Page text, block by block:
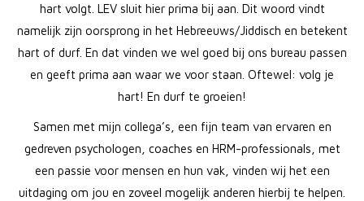
hart volgt. LEV sluit hier prima bij aan. Dit woord vindt
namelijk zijn oorsprong in het Hebreeuws/Jiddisch en betekent
hart of durf. En dat vinden we wel goed bij ons bureau passen
en geeft prima aan waar we voor staan. Oftewel: volg je
hart! En durf te groeien!
Samen met mijn collega’s, een fijn team van ervaren en
gedreven psychologen, coaches en HRM-professionals, met
een passie voor mensen en hun vak, vinden wij het een
uitdaging om jou en zoveel mogelijk anderen hierbij te helpen.